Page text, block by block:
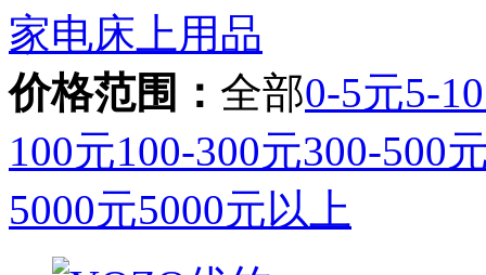
家电床上用品
价格范围： 全部0-5元5-
100元100-300元300-500
5000元5000元以上